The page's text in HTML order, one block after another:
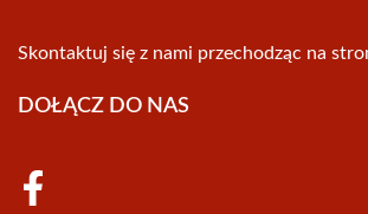
Skontaktuj się z nami przechodząc na
DOŁĄCZ DO NAS